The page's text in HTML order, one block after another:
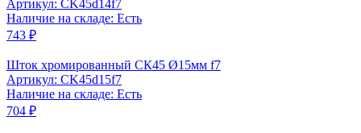
Артикул: CK45d14f7
Наличие на складе: Есть
743 ₽
Шток хромированный СК45 Ø15мм f7
Артикул: CK45d15f7
Наличие на складе: Есть
704 ₽